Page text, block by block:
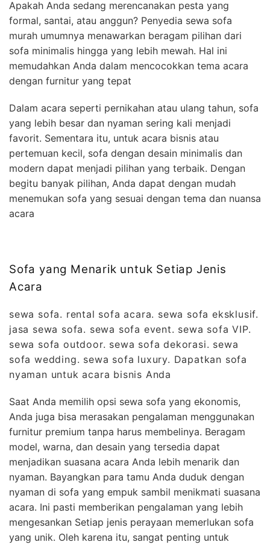
Apakah Anda sedang merencanakan pesta yang
formal, santai, atau anggun? Penyedia sewa sofa
murah umumnya menawarkan beragam pilihan dari
sofa minimalis hingga yang lebih mewah. Hal ini
memudahkan Anda dalam mencocokkan tema acara
dengan furnitur yang tepat
Dalam acara seperti pernikahan atau ulang tahun, sofa
yang lebih besar dan nyaman sering kali menjadi
favorit. Sementara itu, untuk acara bisnis atau
pertemuan kecil, sofa dengan desain minimalis dan
modern dapat menjadi pilihan yang terbaik. Dengan
begitu banyak pilihan, Anda dapat dengan mudah
menemukan sofa yang sesuai dengan tema dan nuansa
acara
Sofa yang Menarik untuk Setiap Jenis
Acara
sewa sofa. rental sofa acara. sewa sofa eksklusif.
jasa sewa sofa. sewa sofa event. sewa sofa VIP.
sewa sofa outdoor. sewa sofa dekorasi. sewa
sofa wedding. sewa sofa luxury. Dapatkan sofa
nyaman untuk acara bisnis Anda
Saat Anda memilih opsi sewa sofa yang ekonomis,
Anda juga bisa merasakan pengalaman menggunakan
furnitur premium tanpa harus membelinya. Beragam
model, warna, dan desain yang tersedia dapat
menjadikan suasana acara Anda lebih menarik dan
nyaman. Bayangkan para tamu Anda duduk dengan
nyaman di sofa yang empuk sambil menikmati suasana
acara. Ini pasti memberikan pengalaman yang lebih
mengesankan Setiap jenis perayaan memerlukan sofa
yang unik. Oleh karena itu, sangat penting untuk